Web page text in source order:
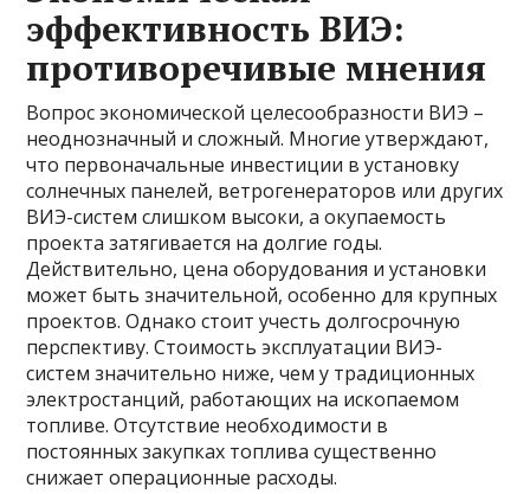
эффективность ВИЭ:
противоречивые мнения
Вопрос экономической целесообразности ВИЭ –
неоднозначный и сложный. Многие утверждают,
что первоначальные инвестиции в установку
солнечных панелей, ветрогенераторов или других
ВИЭ-систем слишком высоки, а окупаемость
проекта затягивается на долгие годы.
Действительно, цена оборудования и установки
может быть значительной, особенно для крупных
проектов. Однако стоит учесть долгосрочную
перспективу. Стоимость эксплуатации ВИЭ-
систем значительно ниже, чем у традиционных
электростанций, работающих на ископаемом
топливе. Отсутствие необходимости в
постоянных закупках топлива существенно
снижает операционные расходы.